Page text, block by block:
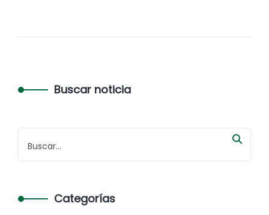
Buscar noticia
Categorías